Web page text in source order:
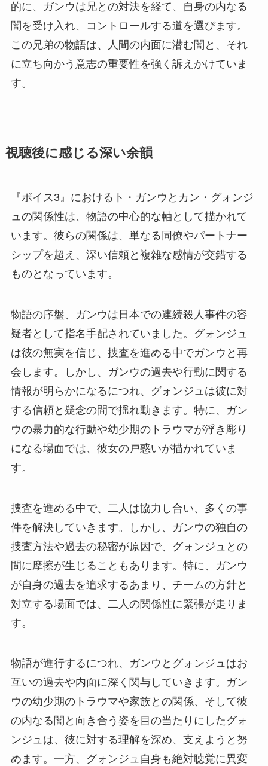
的に、ガンウは兄との対決を経て、自身の内なる
闇を受け入れ、コントロールする道を選びます。
この兄弟の物語は、人間の内面に潜む闇と、それ
に立ち向かう意志の重要性を強く訴えかけていま
す。
視聴後に感じる深い余韻
『ボイス3』におけるト・ガンウとカン・グォンジ
ュの関係性は、物語の中心的な軸として描かれて
います。彼らの関係は、単なる同僚やパートナー
シップを超え、深い信頼と複雑な感情が交錯する
ものとなっています。
物語の序盤、ガンウは日本での連続殺人事件の容
疑者として指名手配されていました。グォンジュ
は彼の無実を信じ、捜査を進める中でガンウと再
会します。しかし、ガンウの過去や行動に関する
情報が明らかになるにつれ、グォンジュは彼に対
する信頼と疑念の間で揺れ動きます。特に、ガン
ウの暴力的な行動や幼少期のトラウマが浮き彫り
になる場面では、彼女の戸惑いが描かれていま
す。
捜査を進める中で、二人は協力し合い、多くの事
件を解決していきます。しかし、ガンウの独自の
捜査方法や過去の秘密が原因で、グォンジュとの
間に摩擦が生じることもあります。特に、ガンウ
が自身の過去を追求するあまり、チームの方針と
対立する場面では、二人の関係性に緊張が走りま
す。
物語が進行するにつれ、ガンウとグォンジュはお
互いの過去や内面に深く関与していきます。ガン
ウの幼少期のトラウマや家族との関係、そして彼
の内なる闇と向き合う姿を目の当たりにしたグォ
ンジュは、彼に対する理解を深め、支えようと努
めます。一方、グォンジュ自身も絶対聴覚に異変